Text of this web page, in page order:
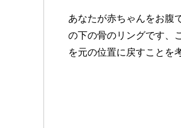
あなたが赤ちゃんをお腹
の下の骨のリングです、
を元の位置に戻すことを